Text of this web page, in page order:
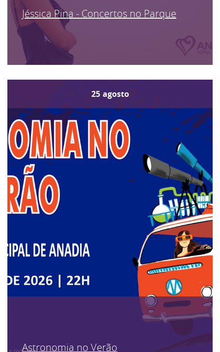
Jéssica Pina - Concertos no Parque
25 agosto
Astronomia no Verão